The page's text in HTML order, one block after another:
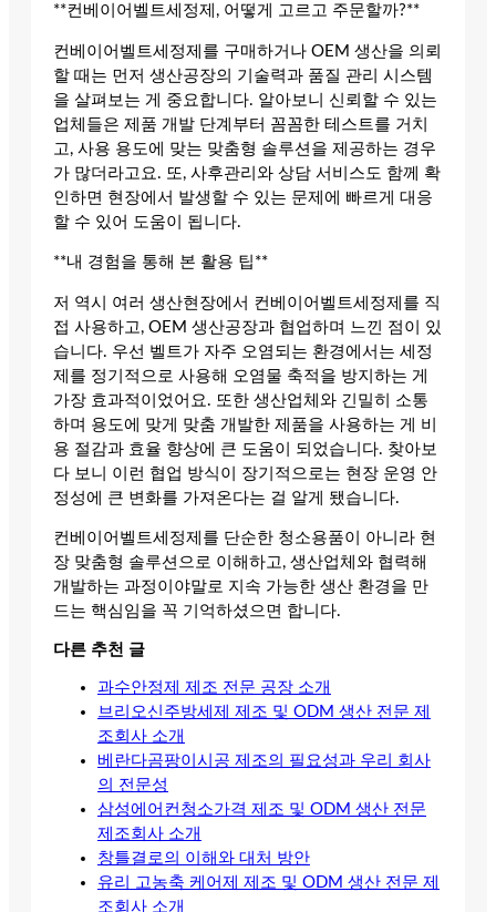
**컨베이어벨트세정제, 어떻게 고르고 주문할까?**
컨베이어벨트세정제를 구매하거나 OEM 생산을 의뢰
할 때는 먼저 생산공장의 기술력과 품질 관리 시스템
을 살펴보는 게 중요합니다. 알아보니 신뢰할 수 있는
업체들은 제품 개발 단계부터 꼼꼼한 테스트를 거치
고, 사용 용도에 맞는 맞춤형 솔루션을 제공하는 경우
가 많더라고요. 또, 사후관리와 상담 서비스도 함께 확
인하면 현장에서 발생할 수 있는 문제에 빠르게 대응
할 수 있어 도움이 됩니다.
**내 경험을 통해 본 활용 팁**
저 역시 여러 생산현장에서 컨베이어벨트세정제를 직
접 사용하고, OEM 생산공장과 협업하며 느낀 점이 있
습니다. 우선 벨트가 자주 오염되는 환경에서는 세정
제를 정기적으로 사용해 오염물 축적을 방지하는 게
가장 효과적이었어요. 또한 생산업체와 긴밀히 소통
하며 용도에 맞게 맞춤 개발한 제품을 사용하는 게 비
용 절감과 효율 향상에 큰 도움이 되었습니다. 찾아보
다 보니 이런 협업 방식이 장기적으로는 현장 운영 안
정성에 큰 변화를 가져온다는 걸 알게 됐습니다.
컨베이어벨트세정제를 단순한 청소용품이 아니라 현
장 맞춤형 솔루션으로 이해하고, 생산업체와 협력해
개발하는 과정이야말로 지속 가능한 생산 환경을 만
드는 핵심임을 꼭 기억하셨으면 합니다.
다른 추천 글
과수안정제 제조 전문 공장 소개
브리오신주방세제 제조 및 ODM 생산 전문 제
조회사 소개
베란다곰팡이시공 제조의 필요성과 우리 회사
의 전문성
삼성에어컨청소가격 제조 및 ODM 생산 전문
제조회사 소개
창틀결로의 이해와 대처 방안
유리 고농축 케어제 제조 및 ODM 생산 전문 제
조회사 소개